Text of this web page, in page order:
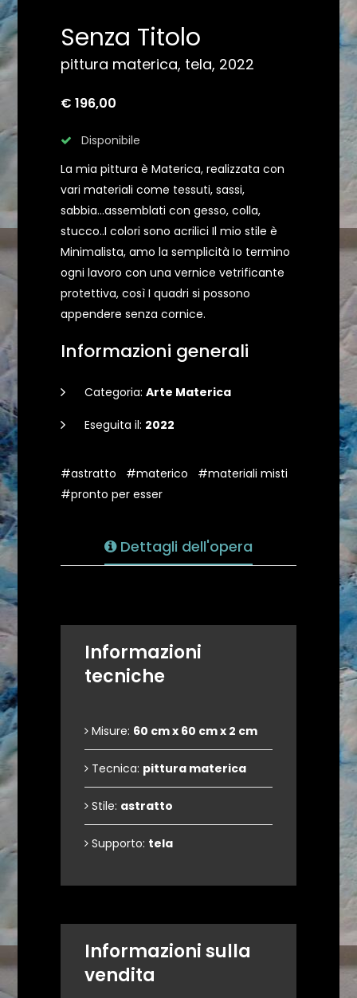
Senza Titolo
pittura materica, tela, 2022
€ 196,00
Disponibile
La mia pittura è Materica, realizzata con
vari materiali come tessuti, sassi,
sabbia...assemblati con gesso, colla,
stucco..I colori sono acrilici Il mio stile è
Minimalista, amo la semplicità Io termino
ogni lavoro con una vernice vetrificante
protettiva, così I quadri si possono
appendere senza cornice.
Informazioni generali
Categoria: Arte Materica
Eseguita il: 2022
#astratto #materico
#materiali misti
#pronto per esser
Dettagli dell'opera
Informazioni
tecniche
Misure: 60 cm x 60 cm x 2 cm
Tecnica: pittura materica
Stile: astratto
Supporto: tela
Informazioni sulla
vendita